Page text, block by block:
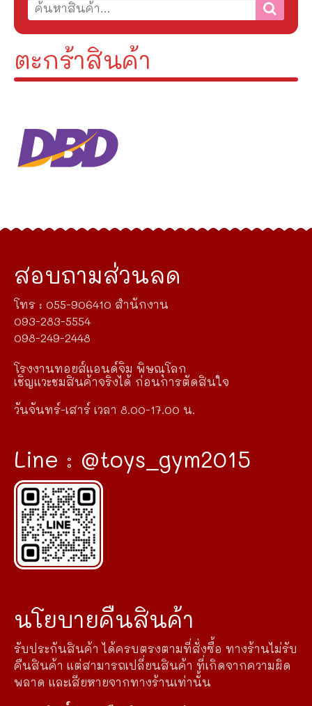
ตะกร้าสินค้า
สอบถามส่วนลด
โทร : 055-906410 สำนักงาน
093-283-5554
098-249-2448
โรงงานทอยส์แอนด์จิม พิษณุโลก
เชิญแวะชมสินค้าจริงได้ ก่อนการตัดสินใจ
วันจันทร์-เสาร์ เวลา 8.00-17.00 น.
Line : @toys_gym2015
นโยบายคืนสินค้า
รับประกันสินค้า ได้ครบตรงตามที่สั่งซื้อ ทางร้านไม่รับ
คืนสินค้า แต่สามารถเปลี่ยนสินค้า ที่เกิดจากความผิด
พลาด และเสียหายจากทางร้านเท่านั้น